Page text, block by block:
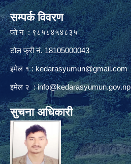
सम्पर्क विवरण
फाे न : ९८५८४५४८३५
टोल फ्री नं. 18105000043
इमेल १ :kedarasyumun@gmail.com
इमेल २ :info@kedarasyumun.gov.np
सुचना अधिकारी